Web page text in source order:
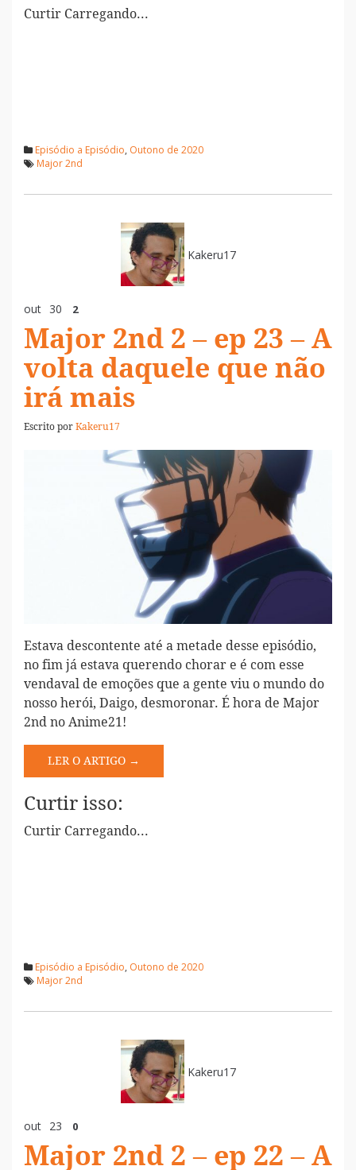
Curtir Carregando...
Episódio a Episódio, Outono de 2020
Major 2nd
Kakeru17
out 30 2
Major 2nd 2 – ep 23 – A
volta daquele que não
irá mais
Escrito porKakeru17
Estava descontente até a metade desse episódio,
no fim já estava querendo chorar e é com esse
vendaval de emoções que a gente viu o mundo do
nosso herói, Daigo, desmoronar. É hora de Major
2nd no Anime21!
LER O ARTIGO →
Curtir isso:
Curtir Carregando...
Episódio a Episódio, Outono de 2020
Major 2nd
Kakeru17
out 23 0
Major 2nd 2 – ep 22 – A